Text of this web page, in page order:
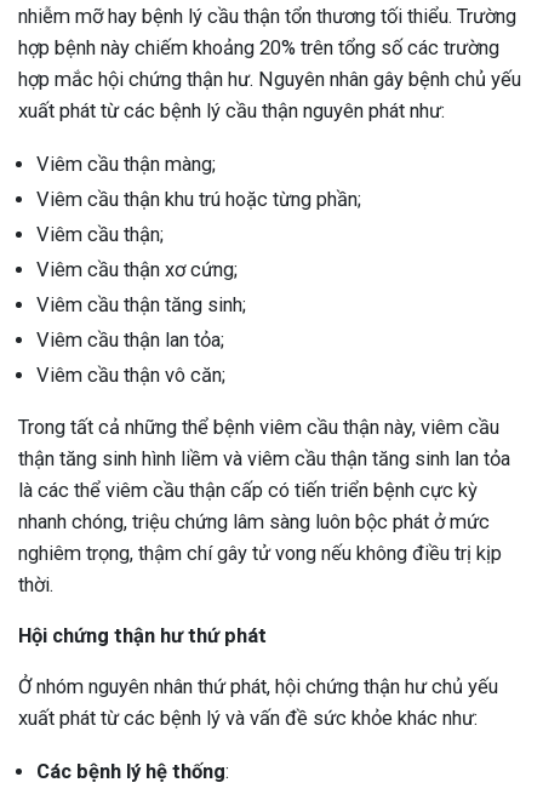
nhiễm mỡ hay bệnh lý cầu thận tổn thương tối thiểu. Trường
hợp bệnh này chiếm khoảng 20% trên tổng số các trường
hợp mắc hội chứng thận hư. Nguyên nhân gây bệnh chủ yếu
xuất phát từ các bệnh lý cầu thận nguyên phát như:
Viêm cầu thận màng;
Viêm cầu thận khu trú hoặc từng phần;
Viêm cầu thận;
Viêm cầu thận xơ cứng;
Viêm cầu thận tăng sinh;
Viêm cầu thận lan tỏa;
Viêm cầu thận vô căn;
Trong tất cả những thể bệnh viêm cầu thận này, viêm cầu
thận tăng sinh hình liềm và viêm cầu thận tăng sinh lan tỏa
là các thể viêm cầu thận cấp có tiến triển bệnh cực kỳ
nhanh chóng, triệu chứng lâm sàng luôn bộc phát ở mức
nghiêm trọng, thậm chí gây tử vong nếu không điều trị kịp
thời.
Hội chứng thận hư thứ phát
Ở nhóm nguyên nhân thứ phát, hội chứng thận hư chủ yếu
xuất phát từ các bệnh lý và vấn đề sức khỏe khác như:
Các bệnh lý hệ thống: